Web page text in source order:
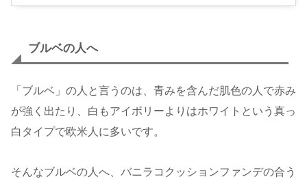
ブルベの人へ
「ブルベ」の人と言うのは、青みを含んだ肌色の人で赤み
が強く出たり、白もアイボリーよりはホワイトという真っ
白タイプで欧米人に多いです。
そんなブルベの人へ、バニラコクッションファンデの合う